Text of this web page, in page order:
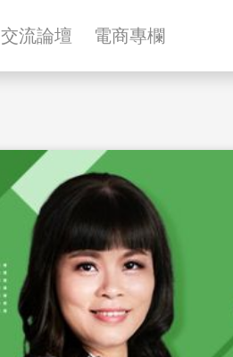
交流論壇 電商專欄